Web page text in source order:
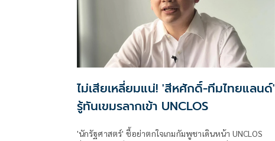
ไม่เสียเหลี่ยมแน่! 'สีหศักดิ์-ทีมไทยแลนด์'
รู้ทันเขมรลากเข้า UNCLOS
'นักรัฐศาสตร์' ชี้อย่าตกใจเกมกัมพูชาเดินหน้า UNCLOS